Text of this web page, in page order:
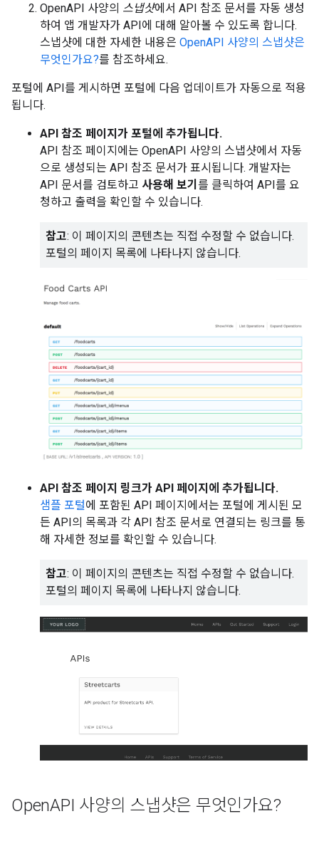
OpenAPI 사양의 스냅샷에서 API 참조 문서를 자동 생성
하여 앱 개발자가 API에 대해 알아볼 수 있도록 합니다.
스냅샷에 대한 자세한 내용은 OpenAPI 사양의 스냅샷은
무엇인가요?를 참조하세요.
포털에 API를 게시하면 포털에 다음 업데이트가 자동으로 적용
됩니다.
API 참조 페이지가 포털에 추가됩니다.
API 참조 페이지에는 OpenAPI 사양의 스냅샷에서 자동
으로 생성되는 API 참조 문서가 표시됩니다. 개발자는
API 문서를 검토하고 사용해 보기 를 클릭하여 API를 요
청하고 출력을 확인할 수 있습니다.
참고: 이 페이지의 콘텐츠는 직접 수정할 수 없습니다.
포털의 페이지 목록에 나타나지 않습니다.
API 참조 페이지 링크가 API 페이지에 추가됩니다.
샘플 포털에 포함된 API 페이지에서는 포털에 게시된 모
든 API의 목록과 각 API 참조 문서로 연결되는 링크를 통
해 자세한 정보를 확인할 수 있습니다.
참고: 이 페이지의 콘텐츠는 직접 수정할 수 없습니다.
포털의 페이지 목록에 나타나지 않습니다.
OpenAPI 사양의 스냅샷은 무엇인가요?